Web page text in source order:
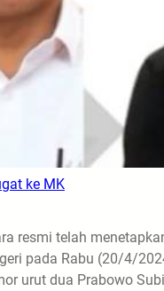
ke MK
resmi telah
pada Rabu (20/4/
urut dua Prabowo